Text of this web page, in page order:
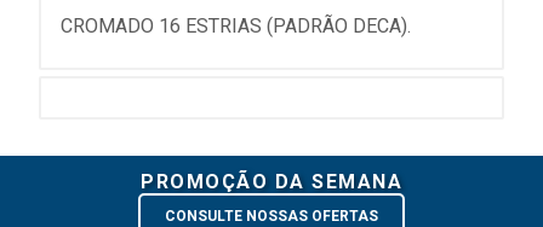
CROMADO 16 ESTRIAS (PADRÃO DECA).
PROMOÇÃO DA SEMANA
CONSULTE NOSSAS OFERTAS